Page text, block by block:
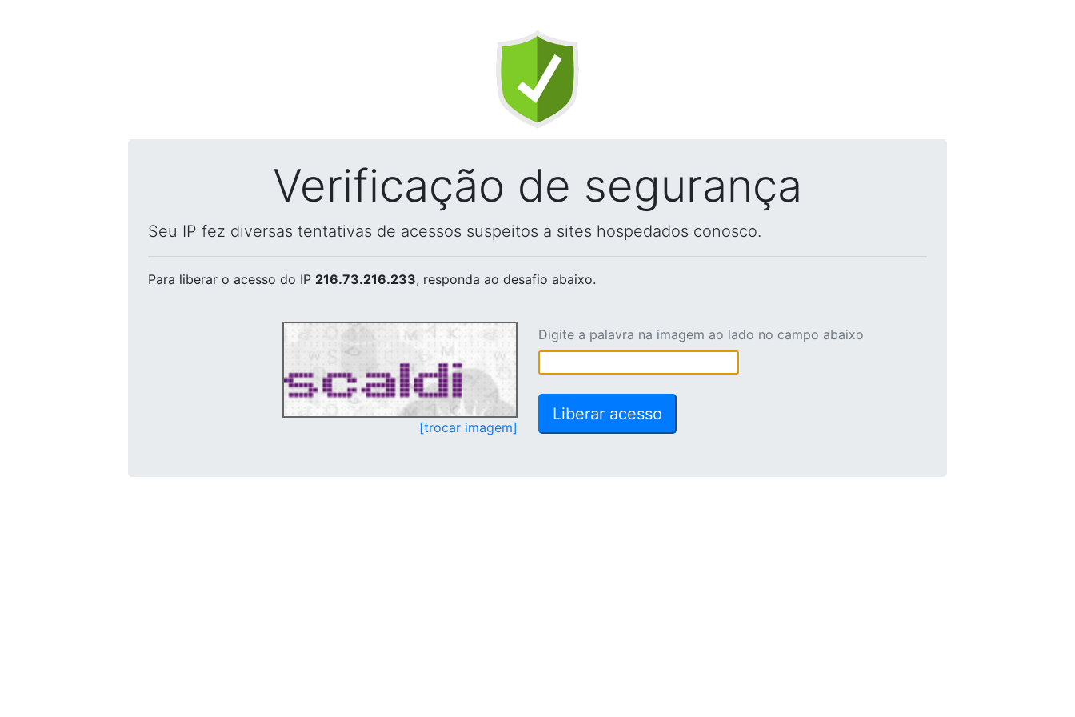
Verificação de segurança
Seu IP fez diversas tentativas de acessos suspeitos a sites hospedados conosco.
Para liberar o acesso do IP 216.73.216.233, responda ao desafio abaixo.
[trocar imagem]
Digite a palavra na imagem ao lado no campo abaixo